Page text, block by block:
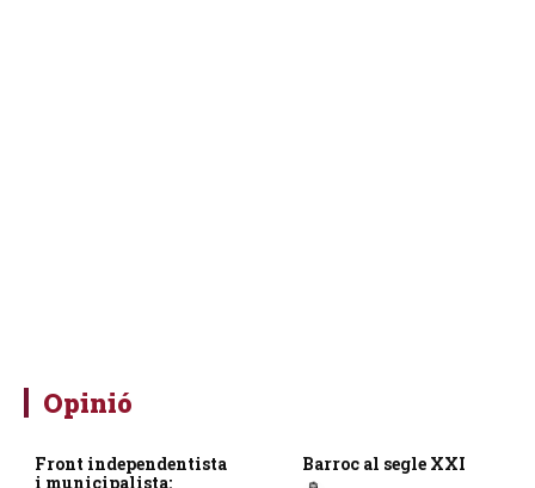
Opinió
Front independentista
i municipalista:
Barroc al segle XXI